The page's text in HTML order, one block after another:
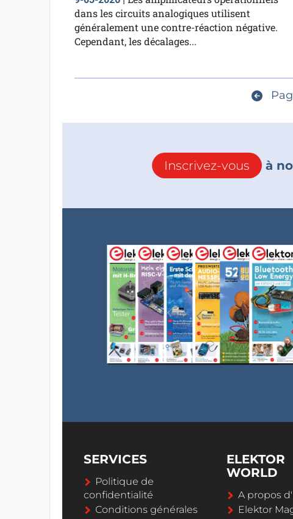
dans les circuits analogiques utilisent
généralement une contre-réaction négative.
Cependant, les décalages...
Inscrivez-vous à
SERVICES
Politique de
confidentialité
Conditions générales
ELEKTOR
WORLD
A propos
Elektor